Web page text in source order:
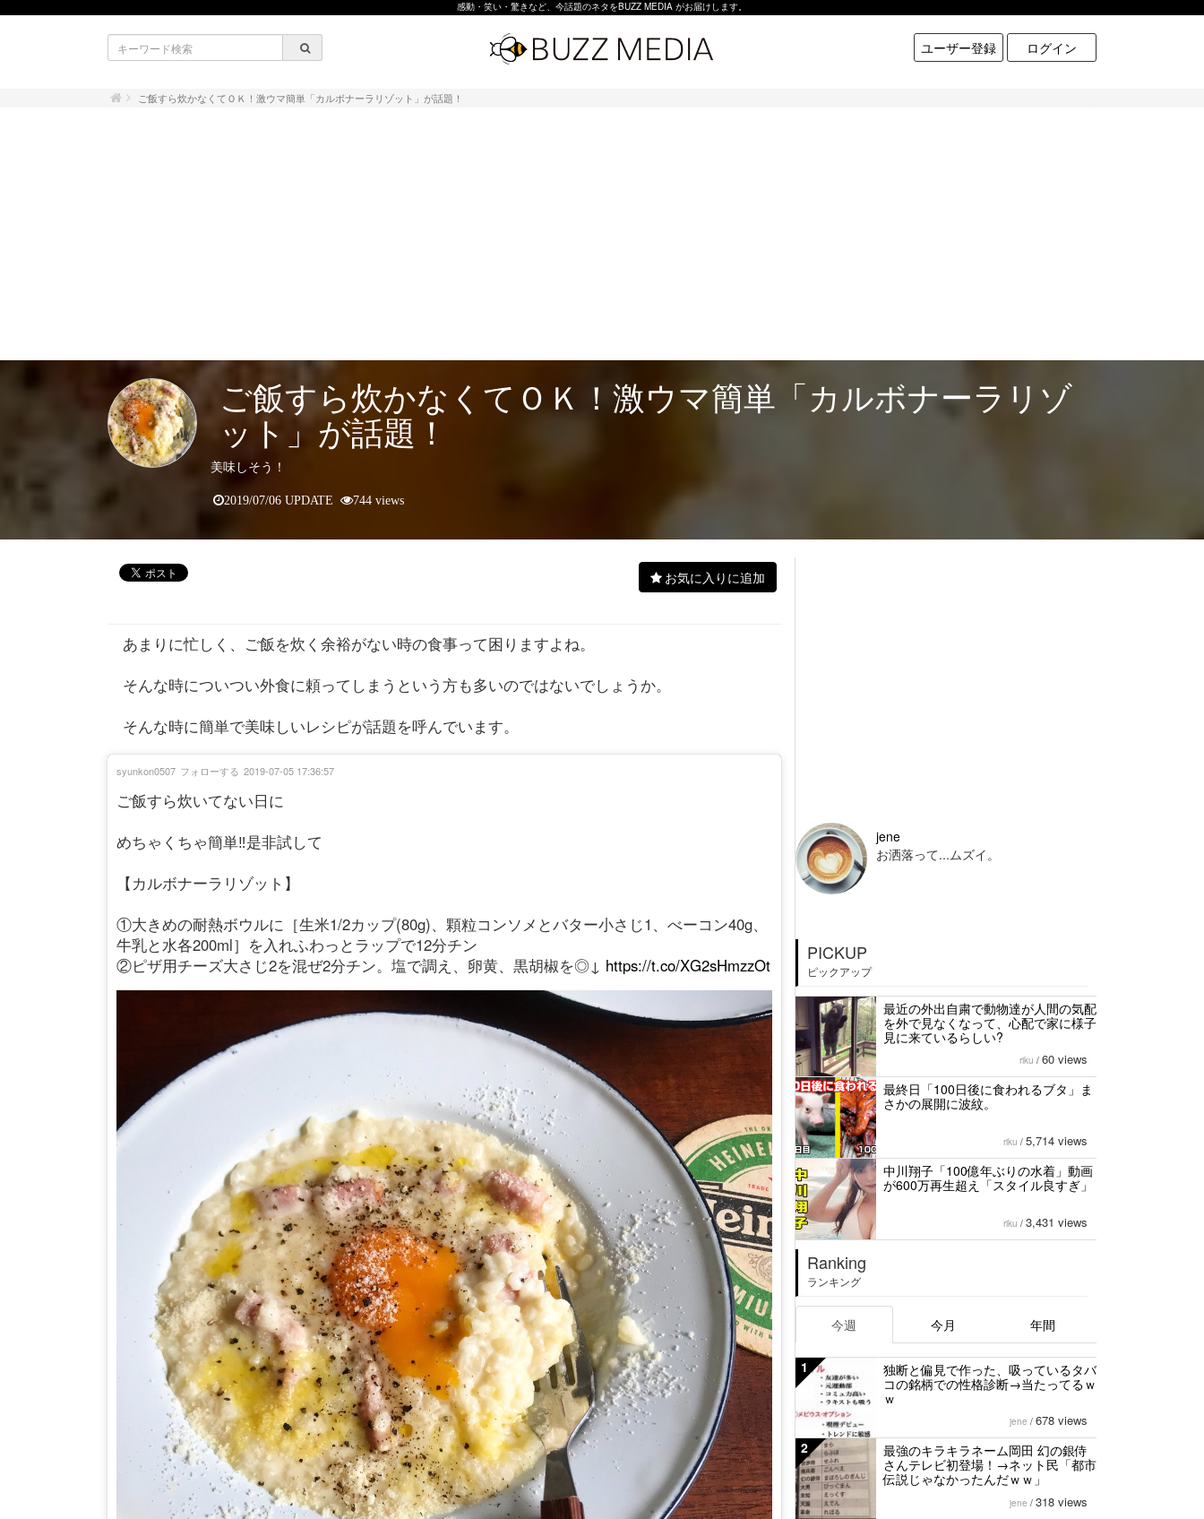
感動・笑い・驚きなど、今話題のネタをBUZZ MEDIA がお届けします。
ユーザー登録 ログイン
ご飯すら炊かなくてＯＫ！激ウマ簡単「カルボナーラリゾット」が話題！
ご飯すら炊かなくてＯＫ！激ウマ簡単「カルボナーラリゾ
ット」が話題！
美味しそう！
2019/07/06 UPDATE 744 views
お気に入りに追加
あまりに忙しく、ご飯を炊く余裕がない時の食事って困りますよね。
そんな時についつい外食に頼ってしまうという方も多いのではないでしょうか。
そんな時に簡単で美味しいレシピが話題を呼んでいます。
ご飯すら炊いてない日に
めちゃくちゃ簡単‼️是非試して
【カルボナーラリゾット】
①大きめの耐熱ボウルに［生米1/2カップ(80g)、顆粒コンソメとバター小さじ1、べーコン40g、
牛乳と水各200ml］を入れふわっとラップで12分チン
②ピザ用チーズ大さじ2を混ぜ2分チン。塩で調え、卵黄、黒胡椒を◎↓ https://t.co/XG2sHmzzOt
syunkon0507 フォローする 2019-07-05 17:36:57
jene
お洒落って...ムズイ。
PICKUP
ピックアップ
最近の外出自粛で動物達が人間の気配
を外で見なくなって、心配で家に様子
見に来ているらしい?
riku / 60 views
最終日「100日後に食われるブタ」ま
さかの展開に波紋。
riku / 5,714 views
中川翔子「100億年ぶりの水着」動画
が600万再生超え「スタイル良すぎ」
riku / 3,431 views
Ranking
ランキング
今週 今月 年間
1
独断と偏見で作った、吸っているタバ
コの銘柄での性格診断→当たってるｗ
ｗ
jene / 678 views
2
最強のキラキラネーム岡田 幻の銀侍
さんテレビ初登場！→ネット民「都市
伝説じゃなかったんだｗｗ」
jene / 318 views